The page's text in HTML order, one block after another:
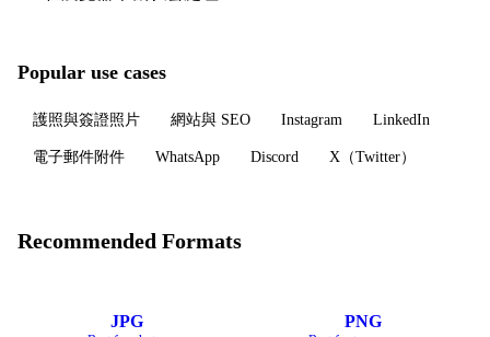
Popular use cases
護照與簽證照片 網站與 SEO Instagram LinkedIn
電子郵件附件 WhatsApp Discord X（Twitter）
Recommended Formats
JPG PNG